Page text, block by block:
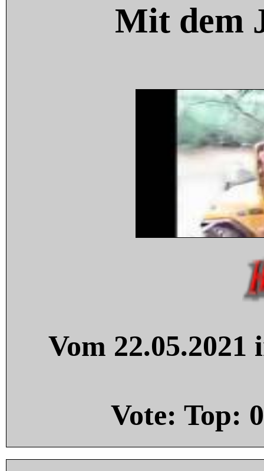
Mit dem
Vom
Vote: Top: 0